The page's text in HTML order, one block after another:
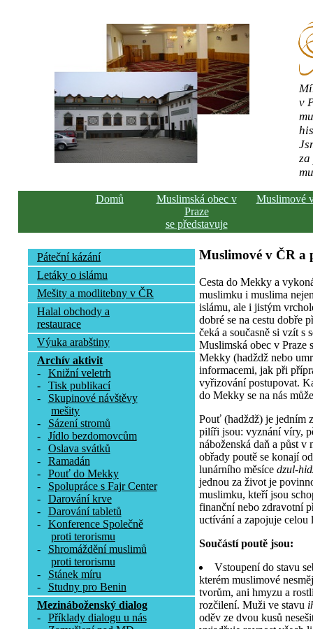
v
Domů
Muslimská obec v
Praze
se představuje
Muslimové
Páteční kázání
Letáky o islámu
Mešity a modlitebny v ČR
Halal obchody a
restaurace
Výuka arabštiny
Archív aktivit
-
Knižní veletrh
-
Tisk publikací
-
Skupinové návštěvy
mešity
-
Sázení stromů
-
Jídlo bezdomovcům
-
Oslava svátků
-
Ramadán
-
Pouť do Mekky
-
Spolupráce s Fajr Center
-
Darování krve
-
Darování tabletů
-
Konference Společně
proti terorismu
-
Shromáždění muslimů
proti terorismu
-
Stánek míru
-
Studny pro Benin
Mezináboženský dialog
-
Příklady dialogu u nás
Muslimové v ČR
Cesta do Mekky a
muslimku i muslima
islámu, ale i jistým
dobré se na cestu dobře
čeká a současně si vzít s
Muslimská obec v Praze
Mekky (hadždž nebo
informacemi, jak při
vyřizování postupovat.
do Mekky se na nás
Pouť (hadždž) je jedním
pilíři jsou: vyznání víry,
náboženská daň a půst
obřady poutě se konají
lunárního měsíce dzul-
jednou za život je
muslimku, kteří jsou
finanční nebo zdravotní
uctívání a zapojuje celou
Součástí poutě jsou:
Vstoupení do stavu
kterém muslimové
tvorům, ani hmyzu a
rozčilení. Muži ve stavu
oděv ze dvou kusů